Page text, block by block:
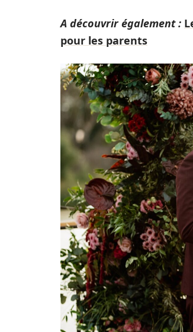
A découvrir également :
pour les parents